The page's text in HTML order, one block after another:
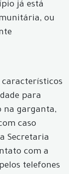
já está
ou
característicos
para
na garganta,
caso
Secretaria
com a
telefones